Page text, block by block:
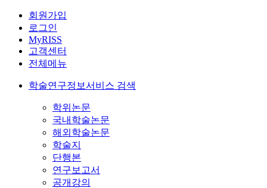
회원가입
로그인
MyRISS
고객센터
전체메뉴
학술연구정보서비스 검색
학위논문
국내학술논문
해외학술논문
학술지
단행본
연구보고서
공개강의